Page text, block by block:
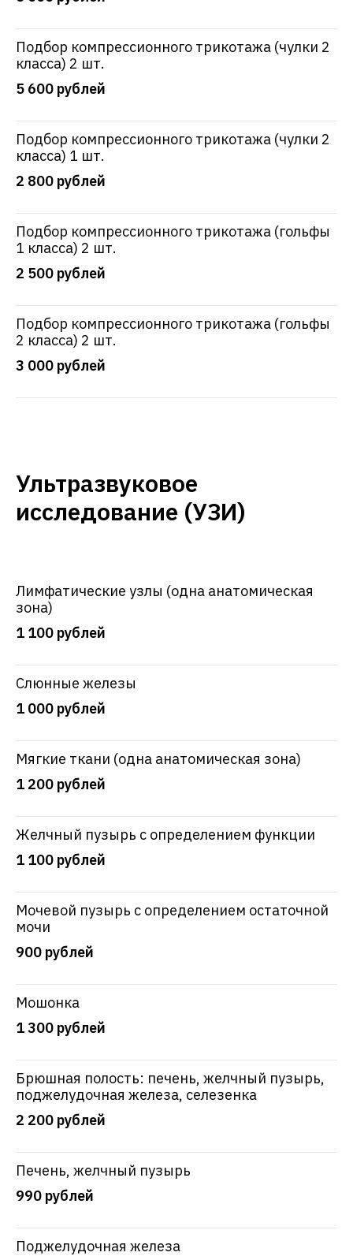
Подбор компрессионного трикотажа (чулки 2
класса) 2 шт.
5 600 рублей
Подбор компрессионного трикотажа (чулки 2
класса) 1 шт.
2 800 рублей
Подбор компрессионного трикотажа (гольфы
1 класса) 2 шт.
2 500 рублей
Подбор компрессионного трикотажа (гольфы
2 класса) 2 шт.
3 000 рублей
Ультразвуковое
исследование (УЗИ)
Лимфатические узлы (одна анатомическая
зона)
1 100 рублей
Слюнные железы
1 000 рублей
Мягкие ткани (одна анатомическая зона)
1 200 рублей
Желчный пузырь с определением функции
1 100 рублей
Мочевой пузырь с определением остаточной
мочи
900 рублей
Мошонка
1 300 рублей
Брюшная полость: печень, желчный пузырь,
поджелудочная железа, селезенка
2 200 рублей
Печень, желчный пузырь
990 рублей
Поджелудочная железа
Профессиональная консультация
сосудистого хирурга с УЗИ вен
Запишитесь и получите комплексные рекомендации
Я подтверждаю, что ознакомлен(а) и соглашаюсь с
обработки персональных данных ООО «ВЕН-АРТ»
обработку и использование моих персональных данных